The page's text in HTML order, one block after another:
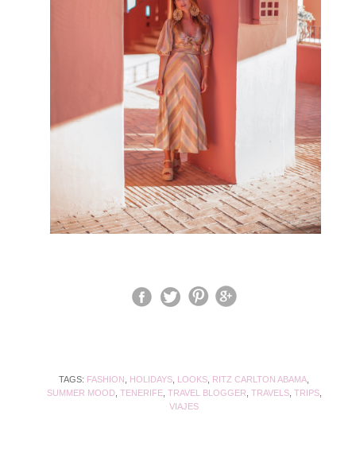
TAGS: FASHION HOLIDAYS LOOKS RITZ CARLTON ABAMA
SUMMER MOOD, TENERIFE, TRAVEL BLOGGER TRAVELS, TRIPS,
VIAJES